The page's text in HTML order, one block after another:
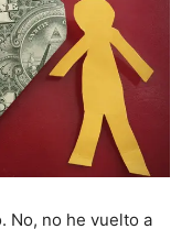
No, no he vuelto a